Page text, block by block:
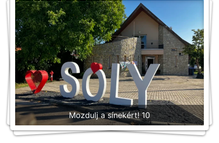
Mozdulj a sínekért! 10
Mozdulj a sínekért!
Mozdulj a sínekért!